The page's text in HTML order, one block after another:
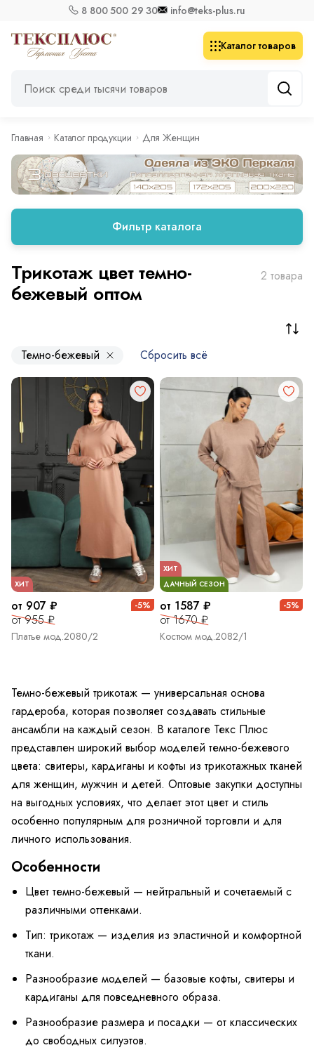
8 800 500 29 30 info@teks-plus.ru
Каталог товаров
Главная Каталог продукции Для Женщин
Фильтр каталога
Трикотаж цвет темно-
бежевый оптом
2 товара
Темно-бежевый Сбросить всё
ХИТ
от 907 ₽
от 955 ₽
-5%
Платье мод.2080/2
ДАЧНЫЙ СЕЗОН
ХИТ
от 1587 ₽
от 1670 ₽
-5%
Костюм мод.2082/1
Темно-бежевый трикотаж — универсальная основа
гардероба, которая позволяет создавать стильные
ансамбли на каждый сезон. В каталоге Текс Плюс
представлен широкий выбор моделей темно-бежевого
цвета: свитеры, кардиганы и кофты из трикотажных тканей
для женщин, мужчин и детей. Оптовые закупки доступны
на выгодных условиях, что делает этот цвет и стиль
особенно популярным для розничной торговли и для
личного использования.
Особенности
Цвет темно-бежевый — нейтральный и сочетаемый с
различными оттенками.
Тип: трикотаж — изделия из эластичной и комфортной
ткани.
Разнообразие моделей — базовые кофты, свитеры и
кардиганы для повседневного образа.
Разнообразие размера и посадки — от классических
до свободных силуэтов.